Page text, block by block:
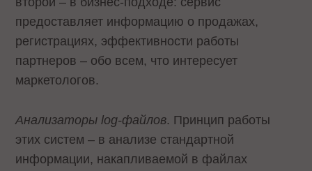
предоставляет информацию о продажах,
регистрациях, эффективности работы
партнеров – обо всем, что интересует
маркетологов.
Анализаторы log-файлов. Принцип работы
этих систем – в анализе стандартной
информации, накапливаемой в файлах